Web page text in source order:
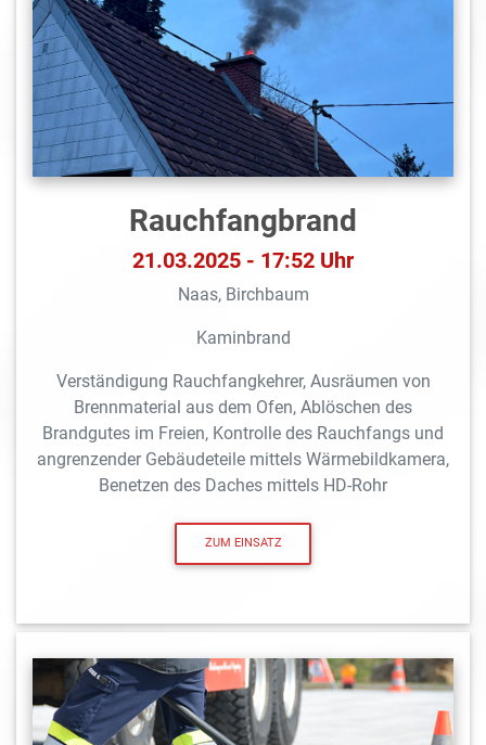
Rauchfangbrand
21.03.2025 - 17:52 Uhr
Naas, Birchbaum
Kaminbrand
Verständigung Rauchfangkehrer, Ausräumen von
Brennmaterial aus dem Ofen, Ablöschen des
Brandgutes im Freien, Kontrolle des Rauchfangs und
angrenzender Gebäudeteile mittels Wärmebildkamera,
Benetzen des Daches mittels HD-Rohr
ZUM EINSATZ